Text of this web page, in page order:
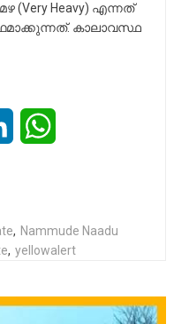
(Very Heavy) എന്നത്
കാലാവസ്ഥ
LinkedIn
, Nammude Naadu
, yellowalert